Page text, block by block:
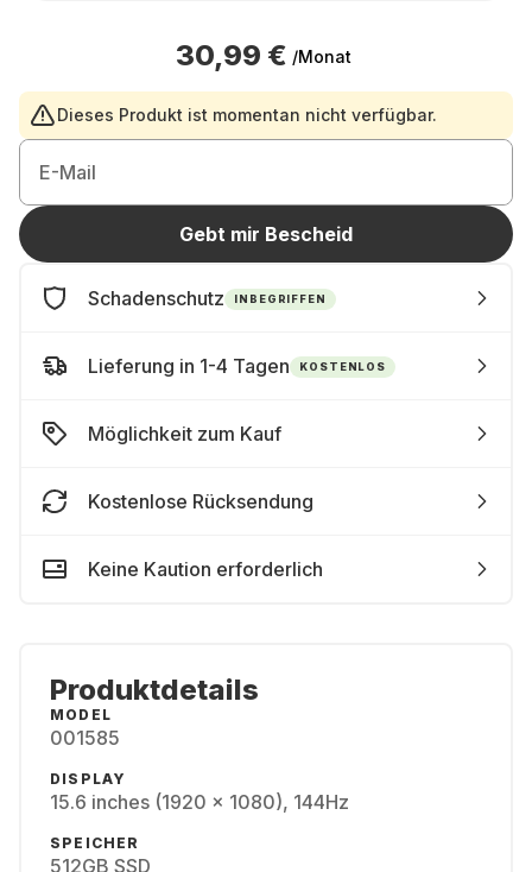
30,99 € /Monat
Dieses Produkt ist momentan nicht verfügbar.
E-Mail
Gebt mir Bescheid
Schadenschutz INBEGRIFFEN
Lieferung in 1-4 Tagen KOSTENLOS
Möglichkeit zum Kauf
Kostenlose Rücksendung
Keine Kaution erforderlich
Produktdetails
MODEL
001585
DISPLAY
15.6 inches (1920 x 1080), 144Hz
SPEICHER
512GB SSD